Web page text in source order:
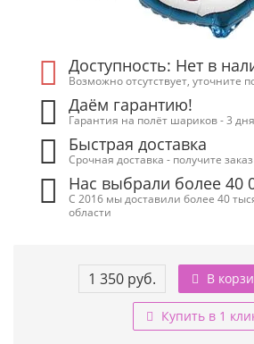
Доступность: Нет в
Возможно отсутствует, уточните
Даём гарантию!
Гарантия на полёт шариков - 3 дня
Быстрая доставка
Срочная доставка - получите
Нас выбрали более 40
С 2016 мы доставили более 40
области
1 350 руб. В
Купить в 1